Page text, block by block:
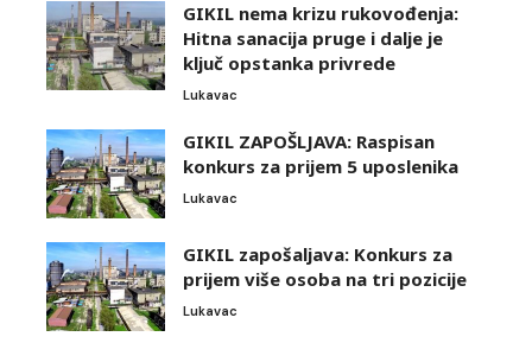
GIKIL nema krizu rukovođenja:
Hitna sanacija pruge i dalje je
ključ opstanka privrede
Lukavac
GIKIL ZAPOŠLJAVA: Raspisan
konkurs za prijem 5 uposlenika
Lukavac
GIKIL zapošaljava: Konkurs za
prijem više osoba na tri pozicije
Lukavac